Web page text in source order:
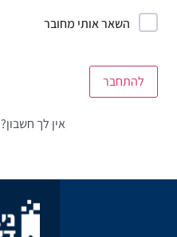
השאר אותי מחובר
להתחבר
אין לך חשבון?